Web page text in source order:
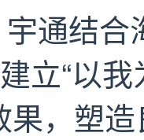
通结
立“以
果，塑